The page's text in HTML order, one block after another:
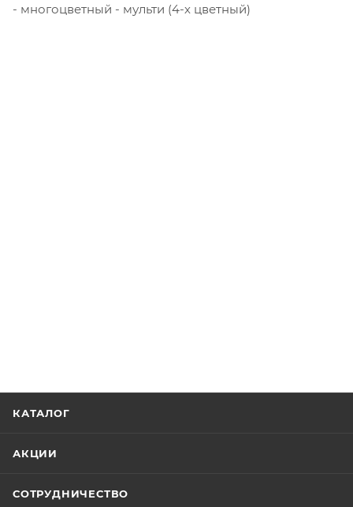
- многоцветный - мульти (4-х цветный)
КАТАЛОГ
АКЦИИ
СОТРУДНИЧЕСТВО